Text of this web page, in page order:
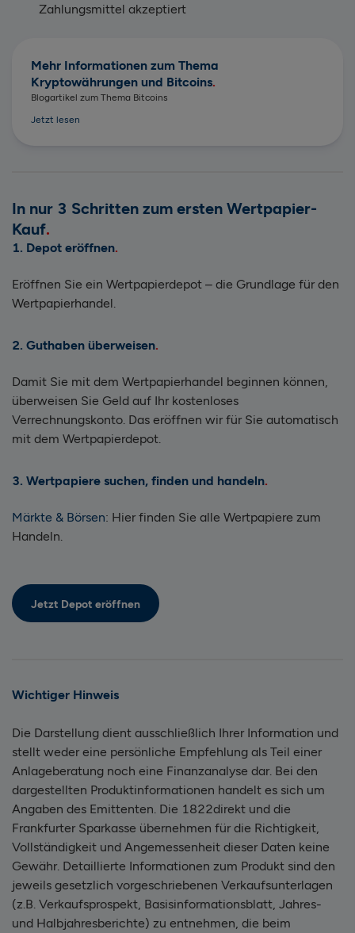
Zahlungsmittel akzeptiert
Mehr Informationen zum Thema
Kryptowährungen und Bitcoins
Blogartikel zum Thema Bitcoins
Jetzt lesen
In nur 3 Schritten zum ersten Wertpapier-
Kauf
1. Depot eröffnen
Eröffnen Sie ein Wertpapierdepot – die Grundlage für den
Wertpapierhandel.
2. Guthaben überweisen
Damit Sie mit dem Wertpapierhandel beginnen können,
überweisen Sie Geld auf Ihr kostenloses
Verrechnungskonto. Das eröffnen wir für Sie automatisch
mit dem Wertpapierdepot.
3. Wertpapiere suchen, finden und handeln
Märkte & Börsen: Hier finden Sie alle Wertpapiere zum
Handeln.
Jetzt Depot eröffnen
Wichtiger Hinweis
Die Darstellung dient ausschließlich Ihrer Information und
stellt weder eine persönliche Empfehlung als Teil einer
Anlageberatung noch eine Finanzanalyse dar. Bei den
dargestellten Produktinformationen handelt es sich um
Angaben des Emittenten. Die 1822direkt und die
Frankfurter Sparkasse übernehmen für die Richtigkeit,
Vollständigkeit und Angemessenheit dieser Daten keine
Gewähr. Detaillierte Informationen zum Produkt sind den
jeweils gesetzlich vorgeschriebenen Verkaufsunterlagen
(z.B. Verkaufsprospekt, Basisinformationsblatt, Jahres-
und Halbjahresberichte) zu entnehmen, die beim